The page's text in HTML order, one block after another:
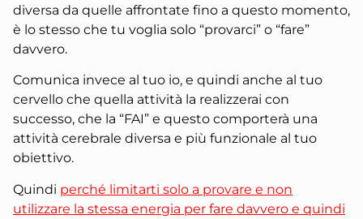
diversa da quelle affrontate fino a questo momento,
è lo stesso che tu voglia solo “provarci” o “fare”
davvero.
Comunica invece al tuo io, e quindi anche al tuo
cervello che quella attività la realizzerai con
successo, che la “FAI” e questo comporterà una
attività cerebrale diversa e più funzionale al tuo
obiettivo.
Quindi perché limitarti solo a provare e non
utilizzare la stessa energia per fare davvero e quindi